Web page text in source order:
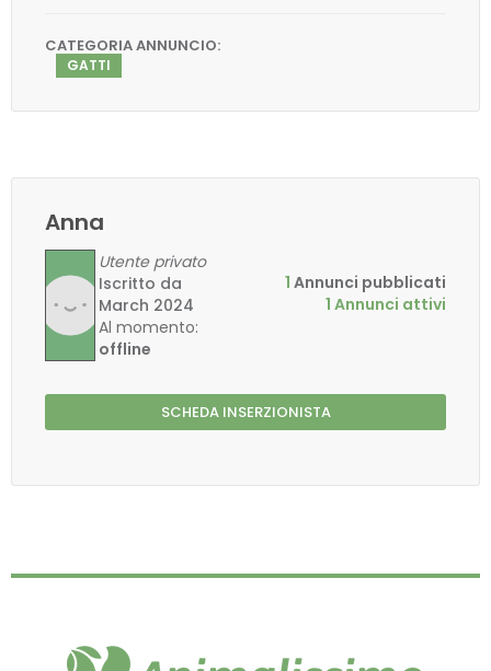
CATEGORIA ANNUNCIO:
GATTI
Anna
Utente privato
Iscritto da
March 2024
Al momento:
offline
1 Annunci pubblicati
1 Annunci attivi
SCHEDA INSERZIONISTA